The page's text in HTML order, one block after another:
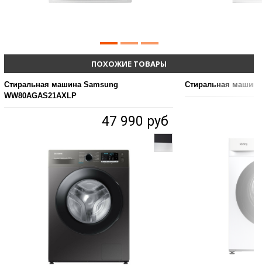
ПОХОЖИЕ ТОВАРЫ
Стиральная машина Samsung
WW80AGAS21AXLP
47 990 руб
Стиральная